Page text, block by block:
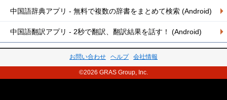
中国語辞典アプリ - 無料で複数の辞書をまとめて検索 (Android)
中国語翻訳アプリ - 2秒で翻訳、翻訳結果を話す！ (Android)
お問い合わせ ヘルプ 会社情報
©2026 GRAS Group, Inc.